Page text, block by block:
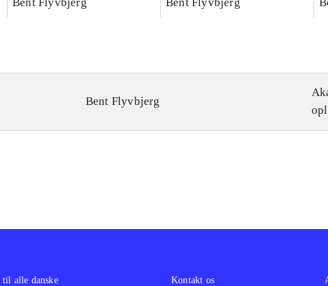
videnskab
Bent Flyvbjerg
videnskab
Bent Flyvbjerg
Bent Flyvbjerg
alle danske Kontakt os